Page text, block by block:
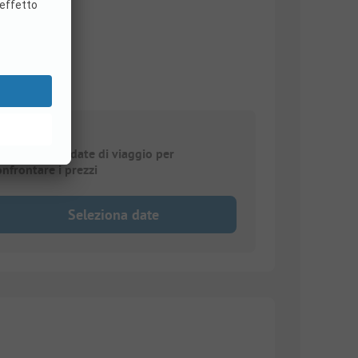
le date di viaggio per
i prezzi
Seleziona date